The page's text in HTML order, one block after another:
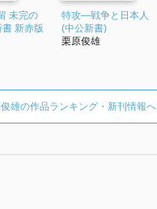
未完の
新赤版
特攻―戦争と日本人
(中公新書)
栗原俊雄
雄の作品ランキング・新刊情報へ